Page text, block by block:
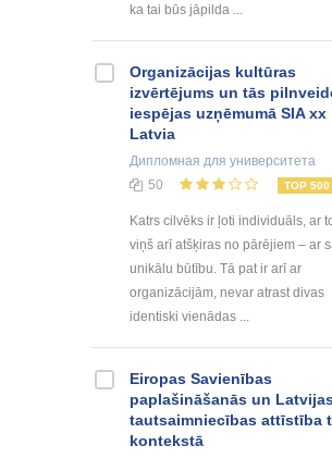
ka tai būs jāpilda ...
Organizācijas kultūras
izvērtējums un tās
iespējas uzņēmumā SIA xx
Latvia
Дипломная для университета
50
TOP 500
Katrs cilvēks ir ļoti individuāls, ar
viņš arī atšķiras no pārējiem – ar
unikālu būtību. Tā pat ir arī ar
organizācijām, nevar atrast divas
identiski vienādas ...
Eiropas Savienības
paplašināšanās un
tautsaimniecības attīstība
kontekstā